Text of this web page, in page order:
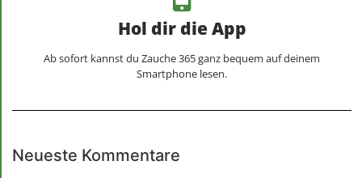
Hol dir die App
Ab sofort kannst du Zauche 365 ganz bequem auf deinem
Smartphone lesen.
Neueste Kommentare